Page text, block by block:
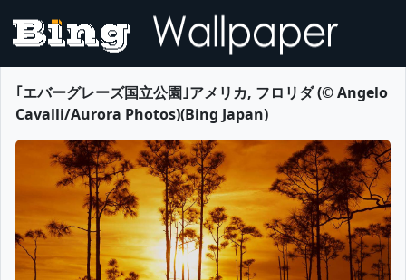
｢エバーグレーズ国立公園｣アメリカ, フロリダ (© Angelo
Cavalli/Aurora Photos)(Bing Japan)